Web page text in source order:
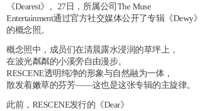
《Dearest》。27日，所属公司The Muse
Entertainment通过官方社交媒体公开了专辑《Dewy》
的概念照。
概念照中，成员们在清晨露水浸润的草坪上，
在波光粼粼的小溪旁自由漫步。
RESCENE透明纯净的形象与自然融为一体，
散发着嫩草的芬芳——这也是这张专辑的主旋律。
此前，RESCENE发行的《Dear》